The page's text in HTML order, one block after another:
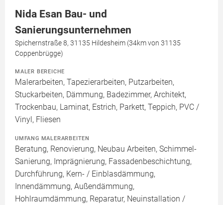
Nida Esan Bau- und
Sanierungsunternehmen
Spichernstraße 8, 31135 Hildesheim (34km von 31135
Coppenbrügge)
MALER BEREICHE
Malerarbeiten, Tapezierarbeiten, Putzarbeiten,
Stuckarbeiten, Dämmung, Badezimmer, Architekt,
Trockenbau, Laminat, Estrich, Parkett, Teppich, PVC /
Vinyl, Fliesen
UMFANG MALERARBEITEN
Beratung, Renovierung, Neubau Arbeiten, Schimmel-
Sanierung, Imprägnierung, Fassadenbeschichtung,
Durchführung, Kern- / Einblasdämmung,
Innendämmung, Außendämmung,
Hohlraumdämmung, Reparatur, Neuinstallation /